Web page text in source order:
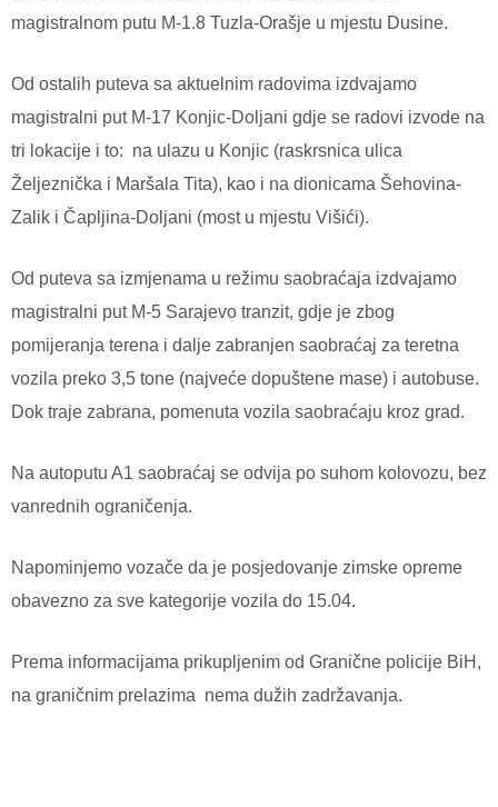
magistralnom putu M-1.8 Tuzla-Orašje u mjestu Dusine.
Od ostalih puteva sa aktuelnim radovima izdvajamo
magistralni put M-17 Konjic-Doljani gdje se radovi izvode na
tri lokacije i to: na ulazu u Konjic (raskrsnica ulica
Željeznička i Maršala Tita), kao i na dionicama Šehovina-
Zalik i Čapljina-Doljani (most u mjestu Višići).
Od puteva sa izmjenama u režimu saobraćaja izdvajamo
magistralni put M-5 Sarajevo tranzit, gdje je zbog
pomijeranja terena i dalje zabranjen saobraćaj za teretna
vozila preko 3,5 tone (najveće dopuštene mase) i autobuse.
Dok traje zabrana, pomenuta vozila saobraćaju kroz grad.
Na autoputu A1 saobraćaj se odvija po suhom kolovozu, bez
vanrednih ograničenja.
Napominjemo vozače da je posjedovanje zimske opreme
obavezno za sve kategorije vozila do 15.04.
Prema informacijama prikupljenim od Granične policije BiH,
na graničnim prelazima nema dužih zadržavanja.